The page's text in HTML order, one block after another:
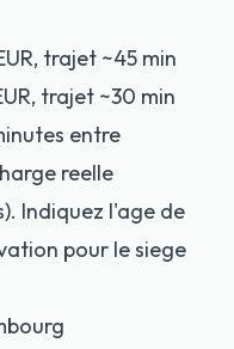
trajet ~45 min
trajet ~30 min
entre
reelle
Indiquez l'age de
pour le siege